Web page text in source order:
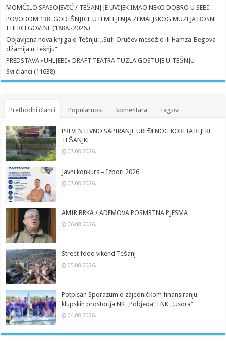
MOMČILO SPASOJEVIĆ / TEŠANJ JE UVIJEK IMAO NEKO DOBRO U SEBI
POVODOM 138. GODIŠNJICE UTEMELJENJA ZEMALJSKOG MUZEJA BOSNE
I HERCEGOVINE (1888.-2026.)
Objavljena nova knjiga o Tešnju: „Sufi Oručev mesdžid ili Hamza-Begova
džamija u Tešnju“
PREDSTAVA »UHLJEBI« DRAFT TEATRA TUZLA GOSTUJE U TEŠNJU
Svi članci (11638)
Prethodni članci Popularnost komentara Tagovi
PREVENTIVNO SAPIRANJE UREĐENOG KORITA RIJEKE
TEŠANJKE
07.08.2026.
Javni konkurs – Izbori 2026
07.08.2026.
AMIR BRKA / ADEMOVA POSMRTNA PJESMA
06.08.2026.
Street food vikend Tešanj
05.08.2026.
Potpisan Sporazum o zajedničkom finansiranju
klupskih prostorija NK „Pobjeda“ i NK „Usora“
04.08.2026.